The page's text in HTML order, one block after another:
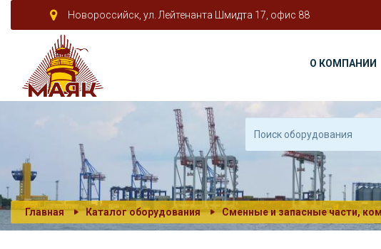
Новороссийск, ул. Лейтенанта Шмидта 17, офис 88
О КОМПАНИИ
Главная Каталог оборудования Сменные и запасные части,